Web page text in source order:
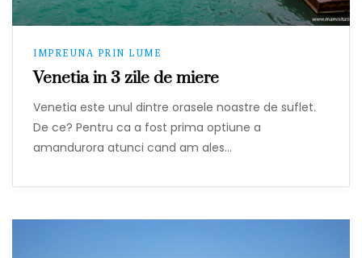
IMPREUNA PRIN LUME
Venetia in 3 zile de miere
Venetia este unul dintre orasele noastre de suflet.
De ce? Pentru ca a fost prima optiune a
amandurora atunci cand am ales…